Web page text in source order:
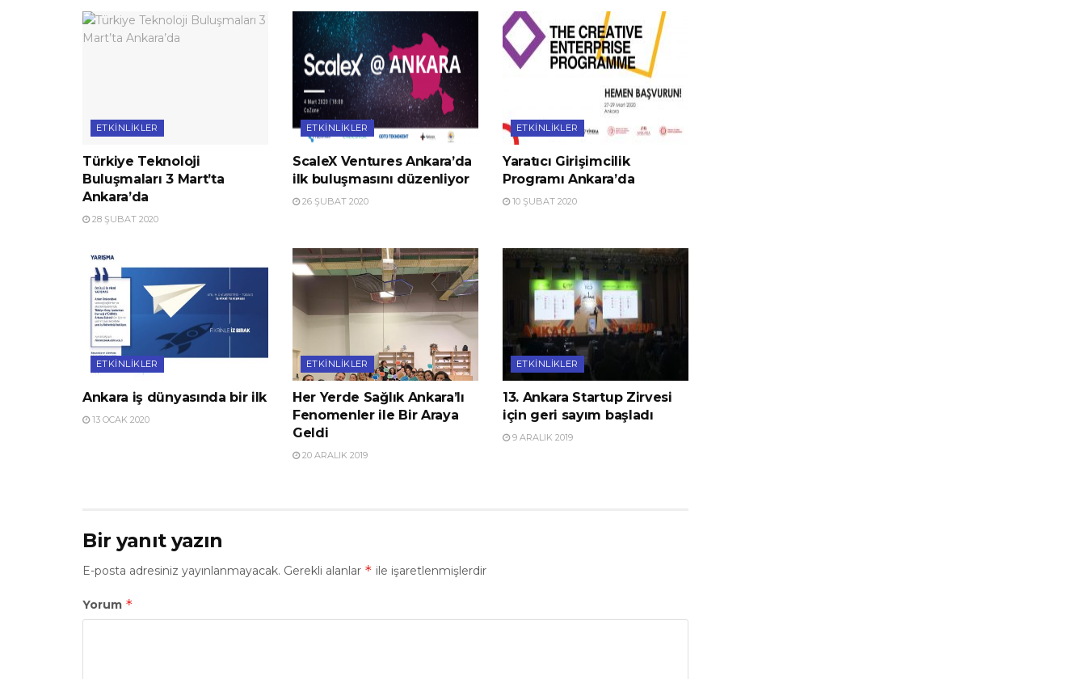
ETKINLIKLER
Türkiye Teknoloji
Buluşmaları 3 Mart’ta
Ankara’da
28 ŞUBAT 2020
ETKINLIKLER
ScaleX Ventures Ankara’da
ilk buluşmasını düzenliyor
26 ŞUBAT 2020
ETKINLIKLER
Yaratıcı Girişimcilik
Programı Ankara’da
10 ŞUBAT 2020
ETKINLIKLER
Ankara iş dünyasında bir ilk
13 OCAK 2020
ETKINLIKLER
Her Yerde Sağlık Ankara’lı
Fenomenler ile Bir Araya
Geldi
20 ARALIK 2019
ETKINLIKLER
13. Ankara Startup Zirvesi
için geri sayım başladı
9 ARALIK 2019
Bir yanıt yazın
E-posta adresiniz yayınlanmayacak. Gerekli alanlar * ile işaretlenmişlerdir
Yorum *